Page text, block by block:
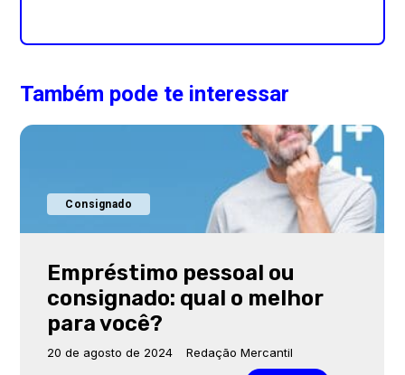
Também pode te interessar
Consignado
Empréstimo pessoal ou
consignado: qual o melhor
para você?
20 de agosto de 2024 Redação Mercantil